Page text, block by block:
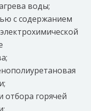
воды;
с содержанием
отбора горячей